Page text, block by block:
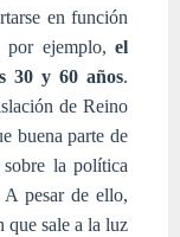
en función
ejemplo, el
30 y 60 años.
de Reino
buena parte de
la política
A pesar de ello,
que sale a la luz